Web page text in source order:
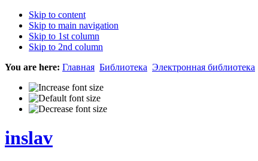
Skip to content
Skip to main navigation
Skip to 1st column
Skip to 2nd column
You are here: Главная Библиотека Электронная библиотека
inslav